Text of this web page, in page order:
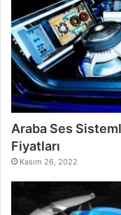
Araba Ses
Fiyatları
Kasım 26, 2022